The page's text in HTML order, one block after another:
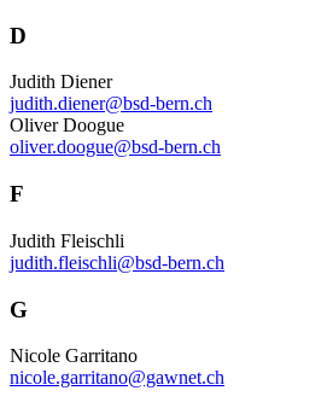
D
Judith Diener
judith.diener@bsd-bern.ch
Oliver Doogue
oliver.doogue@bsd-bern.ch
F
Judith Fleischli
judith.fleischli@bsd-bern.ch
G
Nicole Garritano
nicole.garritano@gawnet.ch